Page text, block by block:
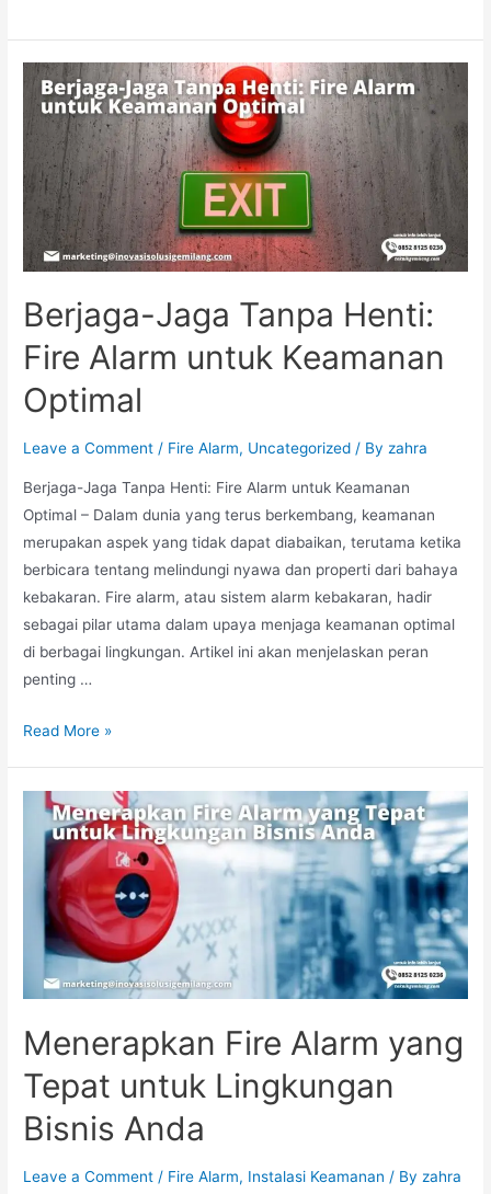
Berjaga-Jaga Tanpa Henti:
Fire Alarm untuk Keamanan
Optimal
Leave a Comment / Fire Alarm, Uncategorized / By zahra
Berjaga-Jaga Tanpa Henti: Fire Alarm untuk Keamanan
Optimal – Dalam dunia yang terus berkembang, keamanan
merupakan aspek yang tidak dapat diabaikan, terutama ketika
berbicara tentang melindungi nyawa dan properti dari bahaya
kebakaran. Fire alarm, atau sistem alarm kebakaran, hadir
sebagai pilar utama dalam upaya menjaga keamanan optimal
di berbagai lingkungan. Artikel ini akan menjelaskan peran
penting …
Berjaga-
Henti:
Fire
Alarm
untuk
Keamanan
Optimal
Read More »
Menerapkan Fire Alarm yang
Tepat untuk Lingkungan
Bisnis Anda
Leave a Comment / Fire Alarm, Instalasi Keamanan / By zahra